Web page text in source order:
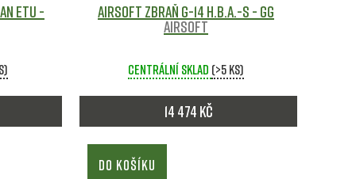
ETU - Airsoft zbraň G-14 H.B.A.-S - GG
Airsoft
Centrální sklad (>5 ks)
14 474 Kč
DO KOŠÍKU